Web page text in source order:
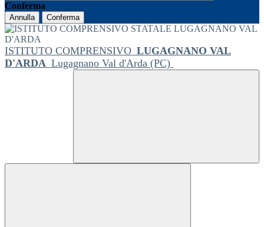
Conferma
Annulla Conferma
ISTITUTO COMPRENSIVO LUGAGNANO VAL
D'ARDA Lugagnano Val d'Arda (PC)